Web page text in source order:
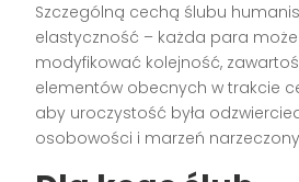
Szczególną cechą ślubu
elastyczność – każda para
modyfikować kolejność,
elementów obecnych w trakcie
aby uroczystość była
osobowości i marzeń